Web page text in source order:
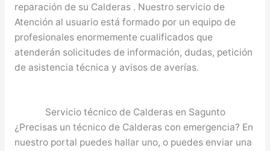
reparación de su Calderas . Nuestro servicio de
Atención al usuario está formado por un equipo de
profesionales enormemente cualificados que
atenderán solicitudes de información, dudas, petición
de asistencia técnica y avisos de averías.
Servicio técnico de Calderas en Sagunto
¿Precisas un técnico de Calderas con emergencia? En
nuestro portal puedes hallar uno, o puedes enviar una